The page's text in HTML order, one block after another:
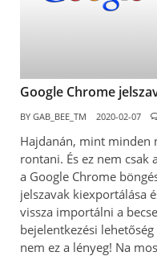
Google Chrome
BY GAB_BEE_TM 2020-02-07
Hajdanán, mint minden
rontani. És ez nem csak
a Google Chrome
jelszavak kiexportálása
vissza importálni a
bejelentkezési
nem ez a lényeg! Na